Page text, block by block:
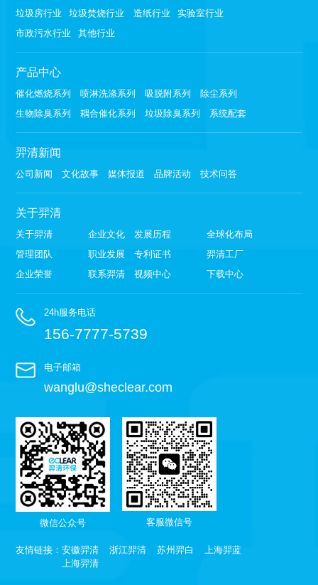
垃圾房行业
垃圾焚烧行业 造纸行业
实验室行业
市政污水行业
其他行业
产品中心
催化燃烧系列 喷淋洗涤系列 吸脱附系列
除尘系列
生物除臭系列
耦合催化系列 垃圾除臭系列 系统配套
羿清新闻
公司新闻 文化故事 媒体报道 品牌活动 技术问答
关于羿清
关于羿清 企业文化 发展历程
全球化布局
管理团队
职业发展 专利证书
羿清工厂
企业荣誉
联系羿清 视频中心 下载中心
24h服务电话
156-7777-5739
电子邮箱
wanglu@sheclear.com
微信公众号 客服微信号
友情链接：安徽羿清 浙江羿清 苏州羿白
上海羿蓝
上海羿清